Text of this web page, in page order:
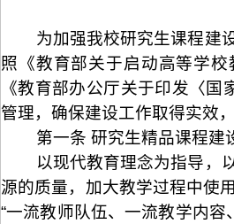
为加强我校研究生课程建
照《教育部关于启动高等学
《教育部办公厅关于印发〈
管理，确保建设工作取得实效
第一条 研究生精品课程建
以现代教育理念为指导，
源的质量，加大教学过程中使
“一流教师队伍、一流教学内